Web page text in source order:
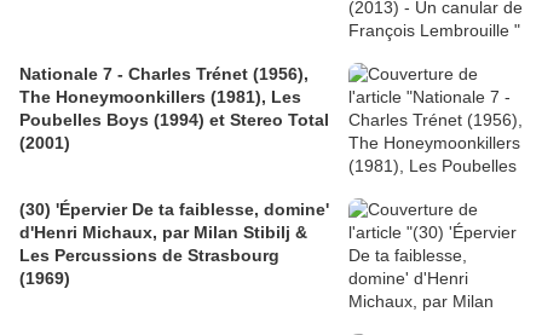
Nationale 7 - Charles Trénet (1956),
The Honeymoonkillers (1981), Les
Poubelles Boys (1994) et Stereo Total
(2001)
(30) 'Épervier De ta faiblesse, domine'
d'Henri Michaux, par Milan Stibilj &
Les Percussions de Strasbourg
(1969)